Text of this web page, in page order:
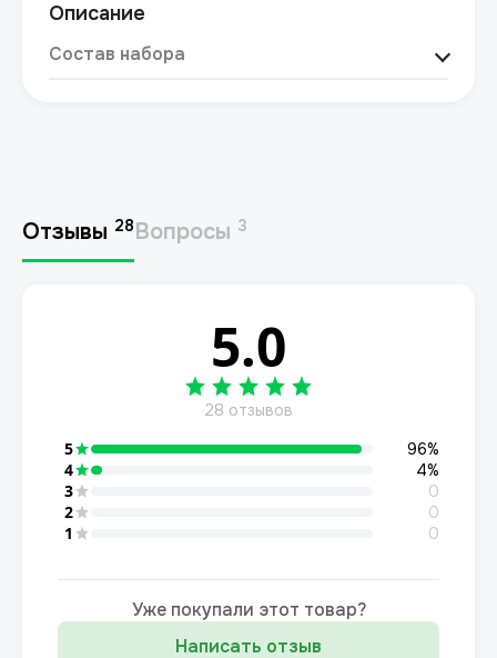
Описание
Состав набора
Деревянный фитиль — 1 шт
Хлопковый фитиль — 1 шт